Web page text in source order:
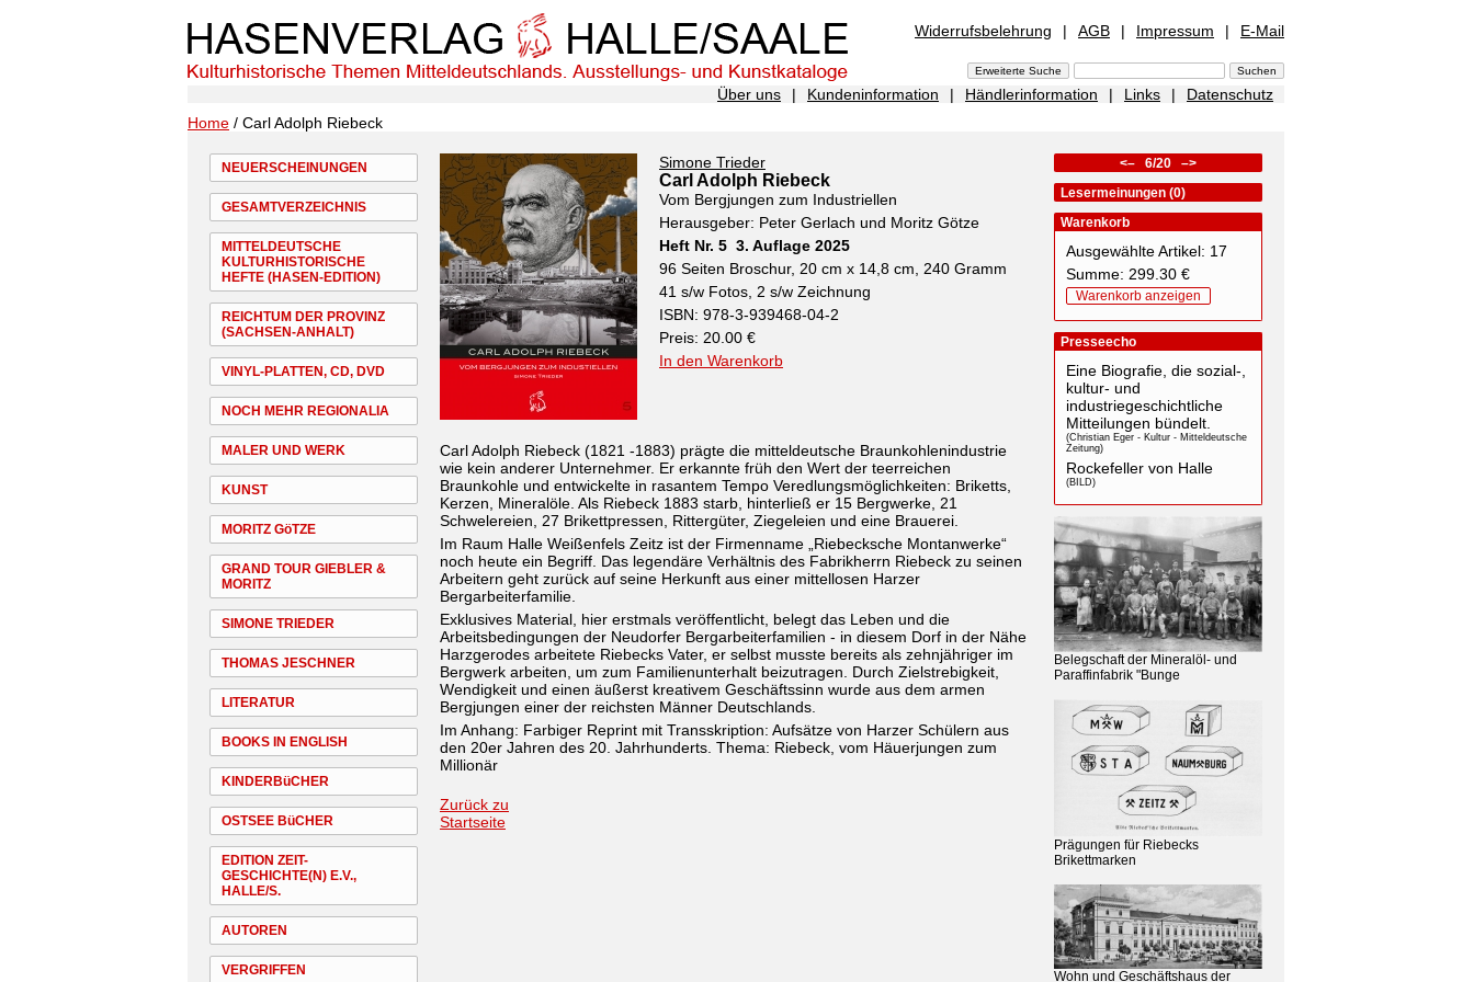
Widerrufsbelehrung | AGB | Impressum | E-Mail
Über uns | Kundeninformation | Händlerinformation | Links |
Datenschutz
Home / Carl Adolph Riebeck
NEUERSCHEINUNGEN
GESAMTVERZEICHNIS
MITTELDEUTSCHE
KULTURHISTORISCHE
HEFTE (HASEN-EDITION)
REICHTUM DER PROVINZ
(SACHSEN-ANHALT)
VINYL-PLATTEN, CD, DVD
NOCH MEHR REGIONALIA
MALER UND WERK
KUNST
MORITZ GöTZE
GRAND TOUR GIEBLER &
MORITZ
SIMONE TRIEDER
THOMAS JESCHNER
LITERATUR
BOOKS IN ENGLISH
KINDERBüCHER
OSTSEE BüCHER
EDITION ZEIT-
GESCHICHTE(N) E.V.,
HALLE/S.
AUTOREN
VERGRIFFEN
Simone Trieder
Carl Adolph Riebeck
Vom Bergjungen zum Industriellen
Herausgeber: Peter Gerlach und Moritz Götze
Heft Nr. 5 3. Auflage 2025
96 Seiten Broschur, 20 cm x 14,8 cm, 240 Gramm
41 s/w Fotos, 2 s/w Zeichnung
ISBN: 978-3-939468-04-2
Preis: 20.00 €
In den Warenkorb
Carl Adolph Riebeck (1821 -1883) prägte die mitteldeutsche Braunkohlenindustrie
wie kein anderer Unternehmer. Er erkannte früh den Wert der teerreichen
Braunkohle und entwickelte in rasantem Tempo Veredlungsmöglichkeiten: Briketts,
Kerzen, Mineralöle. Als Riebeck 1883 starb, hinterließ er 15 Bergwerke, 21
Schwelereien, 27 Brikettpressen, Rittergüter, Ziegeleien und eine Brauerei.
Im Raum Halle Weißenfels Zeitz ist der Firmenname „Riebecksche Montanwerke“
noch heute ein Begriff. Das legendäre Verhältnis des Fabrikherrn Riebeck zu seinen
Arbeitern geht zurück auf seine Herkunft aus einer mittellosen Harzer
Bergarbeiterfamilie.
Exklusives Material, hier erstmals veröffentlicht, belegt das Leben und die
Arbeitsbedingungen der Neudorfer Bergarbeiterfamilien - in diesem Dorf in der Nähe
Harzgerodes arbeitete Riebecks Vater, er selbst musste bereits als zehnjähriger im
Bergwerk arbeiten, um zum Familienunterhalt beizutragen. Durch Zielstrebigkeit,
Wendigkeit und einen äußerst kreativem Geschäftssinn wurde aus dem armen
Bergjungen einer der reichsten Männer Deutschlands.
Im Anhang: Farbiger Reprint mit Transskription: Aufsätze von Harzer Schülern aus
den 20er Jahren des 20. Jahrhunderts. Thema: Riebeck, vom Häuerjungen zum
Millionär
Zurück zu
Startseite
<– 6/20 –>
Lesermeinungen (0)
Warenkorb
Ausgewählte Artikel: 17
Summe: 299.30 €
Warenkorb anzeigen
Presseecho
Eine Biografie, die sozial-,
kultur- und
industriegeschichtliche
Mitteilungen bündelt.
(Christian Eger - Kultur - Mitteldeutsche
Zeitung)
Rockefeller von Halle
(BILD)
Belegschaft der Mineralöl- und
Paraffinfabrik "Bunge
Prägungen für Riebecks
Brikettmarken
Wohn und Geschäftshaus der